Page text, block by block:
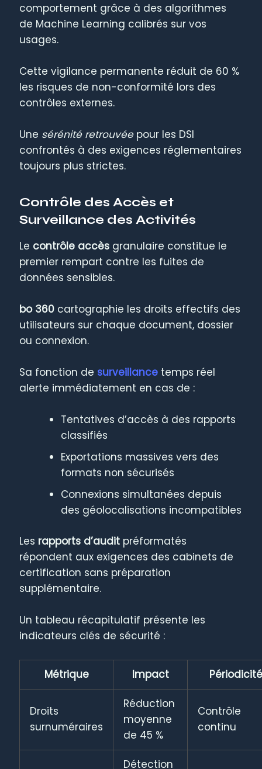
comportement grâce à des algorithmes
de Machine Learning calibrés sur vos
usages.
Cette vigilance permanente réduit de 60 %
les risques de non-conformité lors des
contrôles externes.
Une sérénité retrouvéepour les DSI
confrontés à des exigences réglementaires
toujours plus strictes.
Contrôle des Accès et
Surveillance des Activités
Le contrôle accès granulaire constitue le
premier rempart contre les fuites de
données sensibles.
bo 360 cartographie les droits effectifs des
utilisateurs sur chaque document, dossier
ou connexion.
Sa fonction de surveillance temps réel
alerte immédiatement en cas de :
Tentatives d’accès à des rapports
classifiés
Exportations massives vers des
formats non sécurisés
Connexions simultanées depuis
des géolocalisations incompatibles
Les rapports d’audit préformatés
répondent aux exigences des cabinets de
certification sans préparation
supplémentaire.
Un tableau récapitulatif présente les
indicateurs clés de sécurité :
Métrique Impact
Droits
surnuméraires
Réduction
moyenne
de 45 %
Contrôle
continu
Détection